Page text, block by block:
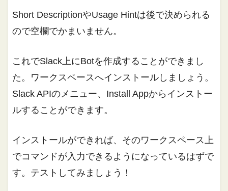
Short DescriptionやUsage Hintは後で決められる
ので空欄でかまいません。
これでSlack上にBotを作成することができまし
た。ワークスペースへインストールしましょう。
Slack APIのメニュー、Install Appからインストー
ルすることができます。
インストールができれば、そのワークスペース上
でコマンドが入力できるようになっているはずで
す。テストしてみましょう！